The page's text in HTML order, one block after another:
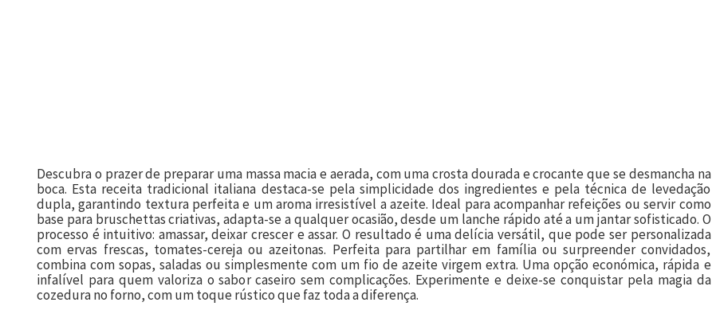
Descubra o prazer de preparar uma massa macia e aerada, com uma crosta dourada e crocante que se desmancha na
boca. Esta receita tradicional italiana destaca-se pela simplicidade dos ingredientes e pela técnica de levedação
dupla, garantindo textura perfeita e um aroma irresistível a azeite. Ideal para acompanhar refeições ou servir como
base para bruschettas criativas, adapta-se a qualquer ocasião, desde um lanche rápido até a um jantar sofisticado. O
processo é intuitivo: amassar, deixar crescer e assar. O resultado é uma delícia versátil, que pode ser personalizada
com ervas frescas, tomates-cereja ou azeitonas. Perfeita para partilhar em família ou surpreender convidados,
combina com sopas, saladas ou simplesmente com um fio de azeite virgem extra. Uma opção económica, rápida e
infalível para quem valoriza o sabor caseiro sem complicações. Experimente e deixe-se conquistar pela magia da
cozedura no forno, com um toque rústico que faz toda a diferença.